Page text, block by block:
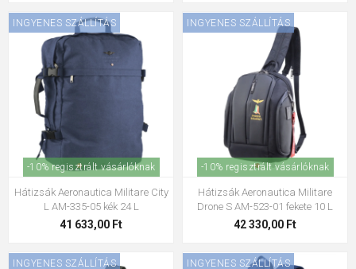
INGYENES SZÁLLÍTÁS
-10% regisztrált vásárlóknak
Hátizsák Aeronautica Militare City
L AM-335-05 kék 24 L
41 633,00 Ft
INGYENES SZÁLLÍTÁS
-10% regisztrált vásárlóknak
Hátizsák Aeronautica Militare
Drone S AM-523-01 fekete 10 L
42 330,00 Ft
INGYENES SZÁLLÍTÁS INGYENES SZÁLLÍTÁS